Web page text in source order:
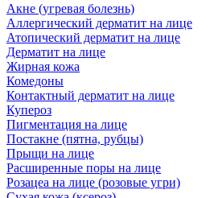
Акне (угревая болезнь)
Аллергический дерматит на лице
Атопический дерматит на лице
Дерматит на лице
Жирная кожа
Комедоны
Контактный дерматит на лице
Купероз
Пигментация на лице
Постакне (пятна, рубцы)
Прыщи на лице
Расширенные поры на лице
Розацеа на лице (розовые угри)